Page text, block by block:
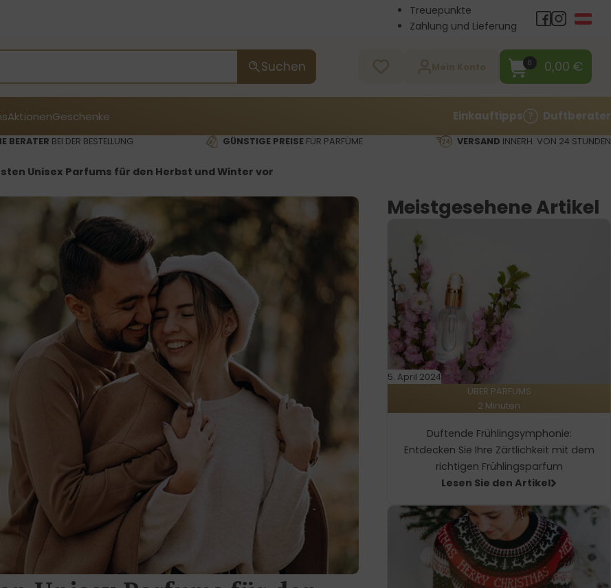
Treuepunkte
Zahlung und Lieferung
Suchen 0 0,00 €
AktionenGeschenke Einkauftipps Duftberater
BERATER BEI DER BESTELLUNG GÜNSTIGE PREISE FÜR PARFÜME VERSAND INNERH. VON 24 STUNDEN
Unisex Parfums für den Herbst und Winter vor
Meistgesehene Artikel
5. April 2024
ÜBER PARFUMS
2 Minuten
Duftende Frühlingsymphonie:
Entdecken Sie Ihre Zärtlichkeit mit dem
richtigen Frühlingsparfum
Lesen Sie den Artikel